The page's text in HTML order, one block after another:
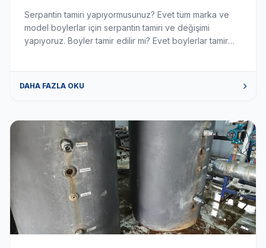
Serpantin tamiri yapıyormusunuz? Evet tüm marka ve
model boylerlar için serpantin tamiri ve değişimi
yapıyoruz. Boyler tamir edilir mi? Evet boylerlar tamir
DAHA FAZLA OKU